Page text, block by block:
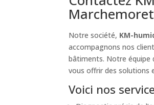
Marchemoret
Notre société, KM-
accompagnons nos
bâtiments. Notre équipe
vous offrir des solutions
Voici nos